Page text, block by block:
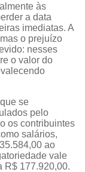
às
a data
imediatas. A
o prejuízo
nesses
o valor do
se
pelo
os contribuintes
salários,
ao
vale
R$ 177.920,00.